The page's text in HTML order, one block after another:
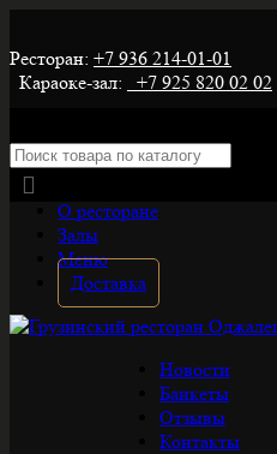
Ресторан: +7 936 214-01-01
Караоке-зал:
+7 925 820 02 02
О ресторане
Залы
Меню
Доставка
Новости
Банкеты
Отзывы
Контакты